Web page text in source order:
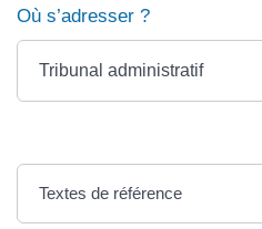
Où s’adresser ?
Tribunal administratif
Textes de référence